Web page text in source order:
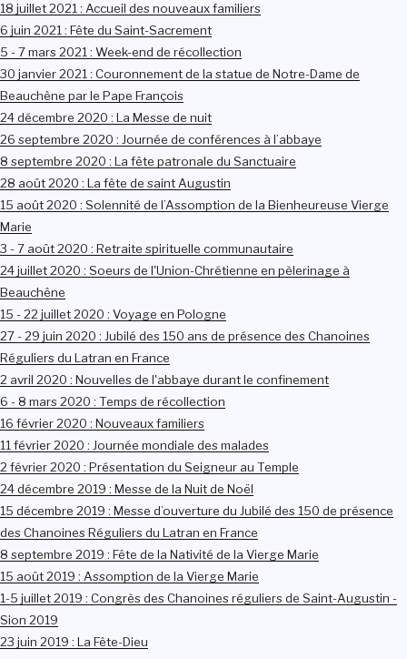
18 juillet 2021 : Accueil des nouveaux familiers
6 juin 2021 : Fête du Saint-Sacrement
5 - 7 mars 2021 : Week-end de récollection
30 janvier 2021 : Couronnement de la statue de Notre-Dame de
Beauchêne par le Pape François
24 décembre 2020 : La Messe de nuit
26 septembre 2020 : Journée de conférences à l’abbaye
8 septembre 2020 : La fête patronale du Sanctuaire
28 août 2020 : La fête de saint Augustin
15 août 2020 : Solennité de l’Assomption de la Bienheureuse Vierge
Marie
3 - 7 août 2020 : Retraite spirituelle communautaire
24 juillet 2020 : Soeurs de l'Union-Chrétienne en pèlerinage à
Beauchêne
15 - 22 juillet 2020 : Voyage en Pologne
27 - 29 juin 2020 : Jubilé des 150 ans de présence des Chanoines
Réguliers du Latran en France
2 avril 2020 : Nouvelles de l'abbaye durant le confinement
6 - 8 mars 2020 : Temps de récollection
16 février 2020 : Nouveaux familiers
11 février 2020 : Journée mondiale des malades
2 février 2020 : Présentation du Seigneur au Temple
24 décembre 2019 : Messe de la Nuit de Noël
15 décembre 2019 : Messe d’ouverture du Jubilé des 150 de présence
des Chanoines Réguliers du Latran en France
8 septembre 2019 : Fête de la Nativité de la Vierge Marie
15 août 2019 : Assomption de la Vierge Marie
1-5 juillet 2019 : Congrès des Chanoines réguliers de Saint-Augustin -
Sion 2019
23 juin 2019 : La Fête-Dieu